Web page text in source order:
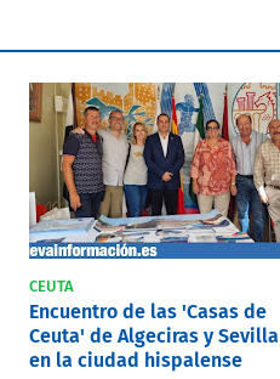
CEUTA
Encuentro de las 'Casas de
Ceuta' de Algeciras y Sevilla
en la ciudad hispalense